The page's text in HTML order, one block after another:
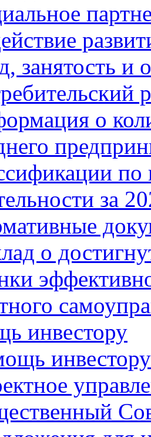
занятость и
о
за
о
инвестору
инвестору